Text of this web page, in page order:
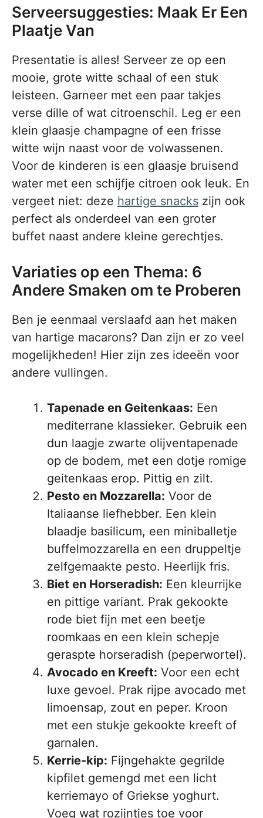
Serveersuggesties: Maak Er Een
Plaatje Van
Presentatie is alles! Serveer ze op een
mooie, grote witte schaal of een stuk
leisteen. Garneer met een paar takjes
verse dille of wat citroenschil. Leg er een
klein glaasje champagne of een frisse
witte wijn naast voor de volwassenen.
Voor de kinderen is een glaasje bruisend
water met een schijfje citroen ook leuk. En
vergeet niet: deze hartige snacks zijn ook
perfect als onderdeel van een groter
buffet naast andere kleine gerechtjes.
Variaties op een Thema: 6
Andere Smaken om te Proberen
Ben je eenmaal verslaafd aan het maken
van hartige macarons? Dan zijn er zo veel
mogelijkheden! Hier zijn zes ideeën voor
andere vullingen.
Tapenade en Geitenkaas: Een
mediterrane klassieker. Gebruik een
dun laagje zwarte olijventapenade
op de bodem, met een dotje romige
geitenkaas erop. Pittig en zilt.
Pesto en Mozzarella: Voor de
Italiaanse liefhebber. Een klein
blaadje basilicum, een miniballetje
buffelmozzarella en een druppeltje
zelfgemaakte pesto. Heerlijk fris.
Biet en Horseradish: Een kleurrijke
en pittige variant. Prak gekookte
rode biet fijn met een beetje
roomkaas en een klein schepje
geraspte horseradish (peperwortel).
Avocado en Kreeft: Voor een echt
luxe gevoel. Prak rijpe avocado met
limoensap, zout en peper. Kroon
met een stukje gekookte kreeft of
garnalen.
Kerrie-kip: Fijngehakte gegrilde
kipfilet gemengd met een licht
kerriemayo of Griekse yoghurt.
Voeg wat rozijntjes toe voor